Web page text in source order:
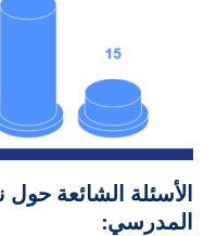
الأسئلة الشائعة
المدرسي: